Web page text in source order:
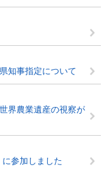
知事指定について
界農業遺産の視察が
参加しました